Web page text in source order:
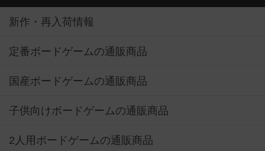
新作・再入荷情報
定番ボードゲームの通販商品
国産ボードゲームの通販商品
子供向けボードゲームの通販商品
2人用ボードゲームの通販商品